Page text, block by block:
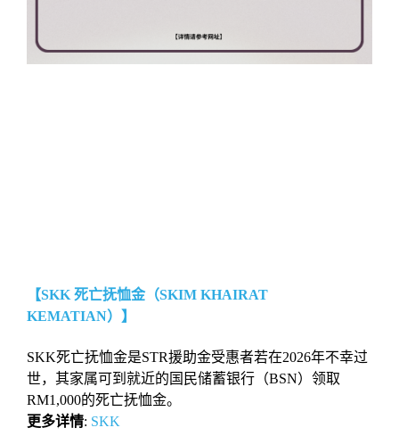
【SKK 死亡抚恤金（SKIM KHAIRAT
KEMATIAN）】
SKK死亡抚恤金是STR援助金受惠者若在2026年不幸过
世，其家属可到就近的国民储蓄银行（BSN）领取
RM1,000的死亡抚恤金。
更多详情: SKK